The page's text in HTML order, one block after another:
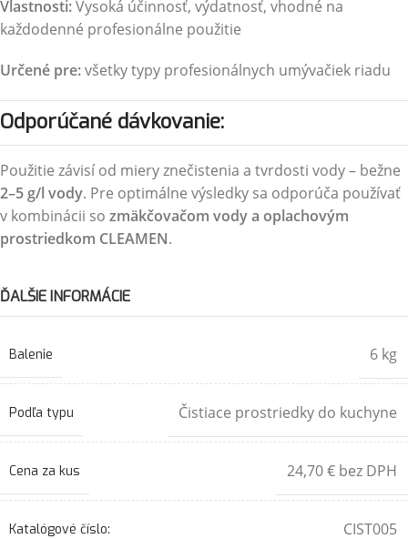
Vlastnosti:Vysoká účinnosť, výdatnosť, vhodné na
každodenné profesionálne použitie
Určené pre:všetky typy profesionálnych umývačiek riadu
Odporúčané dávkovanie:
Použitie závisí od miery znečistenia a tvrdosti vody – bežne
2–5 g/l vody. Pre optimálne výsledky sa odporúča používať
v kombinácii so zmäkčovačom vody a oplachovým
prostriedkom CLEAMEN.
ĎALŠIE INFORMÁCIE
Balenie 6 kg
Podľa typu Čistiace prostriedky do kuchyne
Cena za kus 24,70 € bez DPH
Katalógové číslo: CIST005